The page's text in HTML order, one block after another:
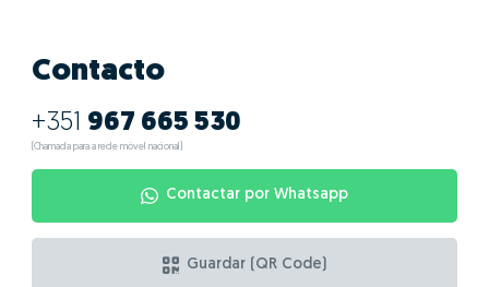
Contacto
+351 967 665 530
(Chamada para a rede móvel nacional)
Contactar por Whatsapp
Guardar (QR Code)